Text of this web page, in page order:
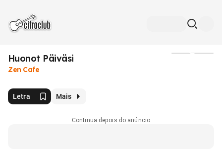
Huonot Päiväsi
Zen Cafe
Letra Mais
Continua depois do anúncio